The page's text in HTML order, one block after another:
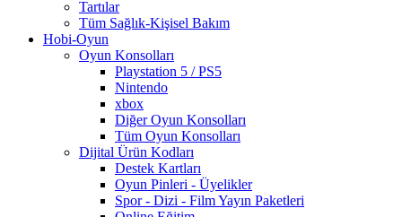
Tartılar
Tüm Sağlık-Kişisel Bakım
Hobi-Oyun
Oyun Konsolları
Playstation 5 / PS5
Nintendo
xbox
Diğer Oyun Konsolları
Tüm Oyun Konsolları
Dijital Ürün Kodları
Destek Kartları
Oyun Pinleri - Üyelikler
Spor - Dizi - Film Yayın Paketleri